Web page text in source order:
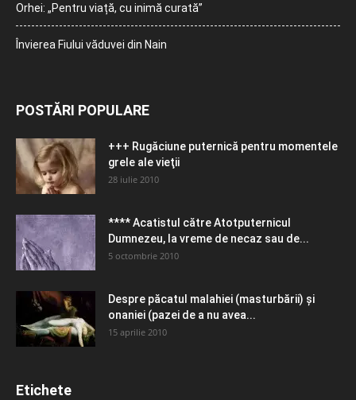
Orhei: „Pentru viață, cu inimă curată”
Învierea Fiului văduvei din Nain
POSTĂRI POPULARE
+++ Rugăciune puternică pentru momentele
grele ale vieţii
28 iulie 2010
**** Acatistul către Atotputernicul
Dumnezeu, la vreme de necaz sau de...
5 octombrie 2010
Despre păcatul malahiei (masturbării) şi
onaniei (pazei de a nu avea...
15 aprilie 2010
Etichete